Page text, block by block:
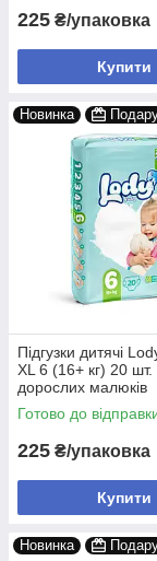
225 ₴/упаковка
Купити
Новинка
Підгузки дитячі
XL 6 (16+ кг) 20 шт.
дорослих малюків
Готово до
225 ₴/упаковка
Купити
Новинка